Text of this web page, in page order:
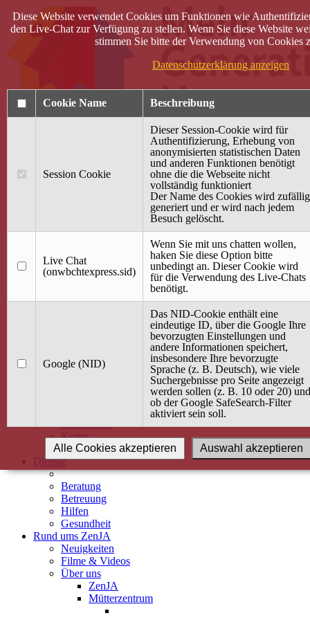
40 Jahre Mütterzentrum
Terminkalender
Gemeinsam aktiv
Gemeinsam unterwegs
wirFAIRändern
Angebot / Kurs suchen
Babybauch & Elternschaft
Gesundheit
Kultur
Alle Kurse
Dienste
Beratung
Betreuung
Hilfen
Gesundheit
Rund ums ZenJA
Neuigkeiten
Filme & Videos
Über uns
ZenJA
Mütterzentrum
Diese Website verwendet Cookies um Funktionen wie
den Live-Chat zur Verfügung zu stellen. Wenn Sie diese Website
stimmen Sie bitte der Verwendung von Cookies
Datenschutzerklärung anzeigen
Cookie Name Beschreibung
Session Cookie
Dieser Session-Cookie wird für
Authentifizierung, Erhebung von
anonymisierten statistischen Daten
und anderen Funktionen benötigt
ohne die die Webseite nicht
vollständig funktioniert
Der Name des Cookies wird zufällig
generiert und er wird nach jedem
Besuch gelöscht.
Live Chat
(onwbchtexpress.sid)
Wenn Sie mit uns chatten wollen,
haken Sie diese Option bitte
unbedingt an. Dieser Cookie wird
für die Verwendung des Live-Chats
benötigt.
Google (NID)
Das NID-Cookie enthält eine
eindeutige ID, über die Google Ihre
bevorzugten Einstellungen und
andere Informationen speichert,
insbesondere Ihre bevorzugte
Sprache (z. B. Deutsch), wie viele
Suchergebnisse pro Seite angezeigt
werden sollen (z. B. 10 oder 20) und
ob der Google SafeSearch-Filter
aktiviert sein soll.
Auswahl akzeptieren
Alle Cookies akzeptieren